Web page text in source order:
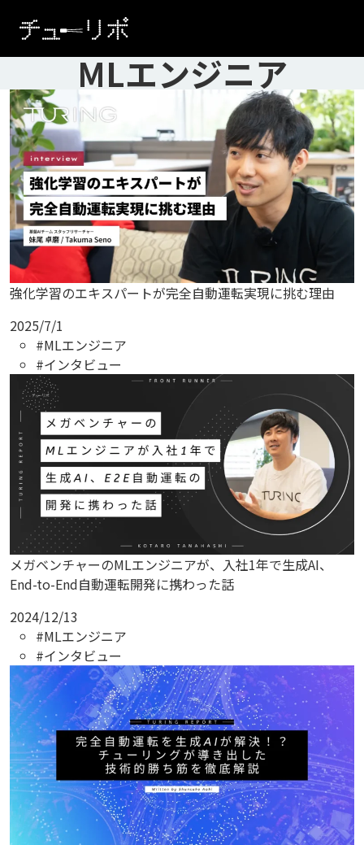
MLエンジニア
強化学習のエキスパートが完全自動運転実現に挑む理由
2025/7/1
#MLエンジニア
#インタビュー
メガベンチャーのMLエンジニアが、入社1年で生成AI、
End-to-End自動運転開発に携わった話
2024/12/13
#MLエンジニア
#インタビュー